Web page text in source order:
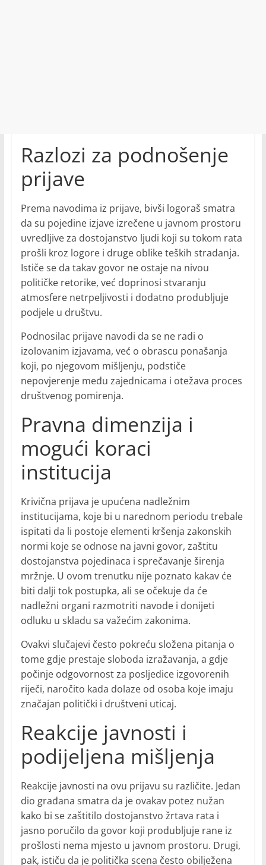
Razlozi za podnošenje
prijave
Prema navodima iz prijave, bivši logoraš smatra
da su pojedine izjave izrečene u javnom prostoru
uvredljive za dostojanstvo ljudi koji su tokom rata
prošli kroz logore i druge oblike teških stradanja.
Ističe se da takav govor ne ostaje na nivou
političke retorike, već doprinosi stvaranju
atmosfere netrpeljivosti i dodatno produbljuje
podjele u društvu.
Podnosilac prijave navodi da se ne radi o
izolovanim izjavama, već o obrascu ponašanja
koji, po njegovom mišljenju, podstiče
nepovjerenje među zajednicama i otežava proces
društvenog pomirenja.
Pravna dimenzija i
mogući koraci
institucija
Krivična prijava je upućena nadležnim
institucijama, koje bi u narednom periodu trebale
ispitati da li postoje elementi kršenja zakonskih
normi koje se odnose na javni govor, zaštitu
dostojanstva pojedinaca i sprečavanje širenja
mržnje. U ovom trenutku nije poznato kakav će
biti dalji tok postupka, ali se očekuje da će
nadležni organi razmotriti navode i donijeti
odluku u skladu sa važećim zakonima.
Ovakvi slučajevi često pokreću složena pitanja o
tome gdje prestaje sloboda izražavanja, a gdje
počinje odgovornost za posljedice izgovorenih
riječi, naročito kada dolaze od osoba koje imaju
značajan politički i društveni uticaj.
Reakcije javnosti i
podijeljena mišljenja
Reakcije javnosti na ovu prijavu su različite. Jedan
dio građana smatra da je ovakav potez nužan
kako bi se zaštitilo dostojanstvo žrtava rata i
jasno poručilo da govor koji produbljuje rane iz
prošlosti nema mjesto u javnom prostoru. Drugi,
pak, ističu da je politička scena često obilježena